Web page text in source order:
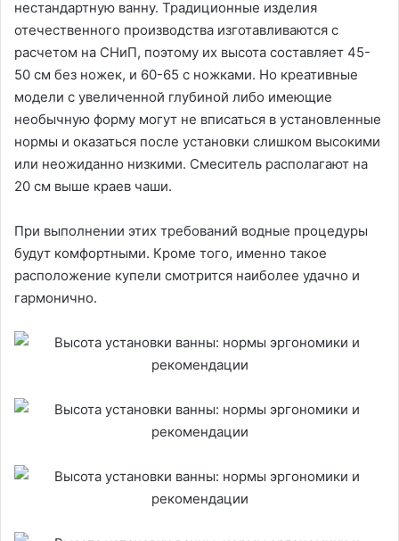
нестандартную ванну. Традиционные изделия
отечественного производства изготавливаются с
расчетом на СНиП, поэтому их высота составляет 45-
50 см без ножек, и 60-65 с ножками. Но креативные
модели с увеличенной глубиной либо имеющие
необычную форму могут не вписаться в установленные
нормы и оказаться после установки слишком высокими
или неожиданно низкими. Смеситель располагают на
20 см выше краев чаши.
При выполнении этих требований водные процедуры
будут комфортными. Кроме того, именно такое
расположение купели смотрится наиболее удачно и
гармонично.